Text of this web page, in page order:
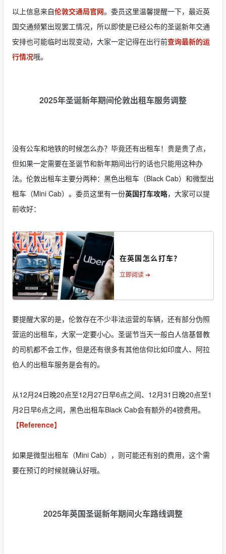
以上信息来自伦敦交通局官网。委员这里温馨提醒一下，最近英
国交通频繁出现罢工情况，所以即使是已经公布的圣诞新年交通
安排也可能临时出现变动，大家一定记得在出行前查询最新的运
行情况哦。
2025年圣诞新年期间伦敦出租车服务调整
没有公车和地铁的时候怎么办？毕竟还有出租车！贵是贵了点，
但如果一定需要在圣诞节和新年期间出行的话也只能用这种办
法。伦敦出租车主要分两种：黑色出租车（Black Cab）和微型出
租车（Mini Cab）。委员这里有一份英国打车攻略，大家可以提
前收好：
在英国怎么打车？
立即阅读 ➔
要提醒大家的是，伦敦存在不少非法运营的车辆，还有部分伪照
营运的出租车，大家一定要小心。圣诞节当天一般白人信基督教
的司机都不会工作，但是还有很多有其他信仰比如印度人、阿拉
伯人的出租车服务是会有的。
从12月24日晚20点至12月27日早6点之间、12月31日晚20点至1
月2日早6点之间，黑色出租车Black Cab会有额外的4镑费用。
【Reference】
如果是微型出租车（Mini Cab），则可能还有别的费用，这个需
要在预订的时候就确认好哦。
2025年英国圣诞新年期间火车路线调整